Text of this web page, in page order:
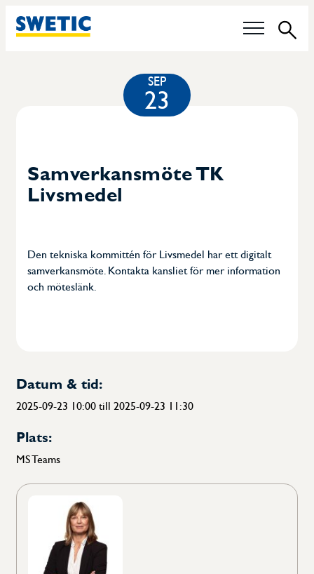
Sök
Tekniska Kommittéer
Hållbarhet
Karriär
Dokument
Om Swetic
Om TIC-branschen
Styrelse
Datum & tid:
2025-09-23 10:00 till 2025-09-23 11:30
Plats:
MS Teams
Samverkansmöte TK
Livsmedel
Den tekniska kommittén för Livsmedel har ett digitalt
samverkansmöte. Kontakta kansliet för mer information
och möteslänk.
SEP
23